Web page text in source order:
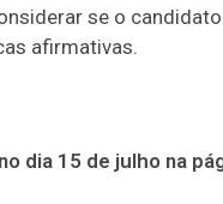
se o
afirmativas.
dia 15 de julho na